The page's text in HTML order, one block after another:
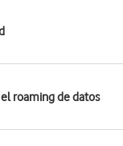
roaming de datos